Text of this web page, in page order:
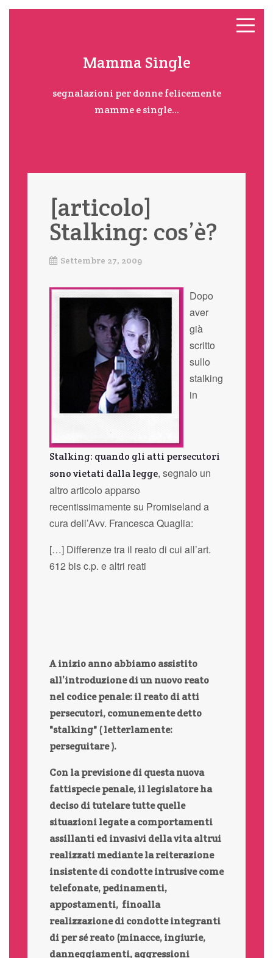
Mamma Single
segnalazioni per donne felicemente
mamme e single...
[articolo]
Stalking: cos’è?
Settembre 27, 2009
Dopo
aver
già
scritto
sullo
stalking
in
Stalking: quando gli atti persecutori
sono vietati dalla legge, segnalo un
altro articolo apparso
recentissimamente su Promiseland a
cura dell’Avv. Francesca Quaglia:
[…] Differenze tra il reato di cui all’art.
612 bis c.p. e altri reati
A inizio anno abbiamo assistito
all’introduzione di un nuovo reato
nel codice penale: il reato di atti
persecutori, comunemente detto
"stalking" ( letterlamente:
perseguitare ).
Con la previsione di questa nuova
fattispecie penale, il legislatore ha
deciso di tutelare tutte quelle
situazioni legate a comportamenti
assillanti ed invasivi della vita altrui
realizzati mediante la reiterazione
insistente di condotte intrusive come
telefonate, pedinamenti,
appostamenti, finoalla
realizzazione di condotte integranti
di per sé reato (minacce, ingiurie,
danneggiamenti, aggressioni